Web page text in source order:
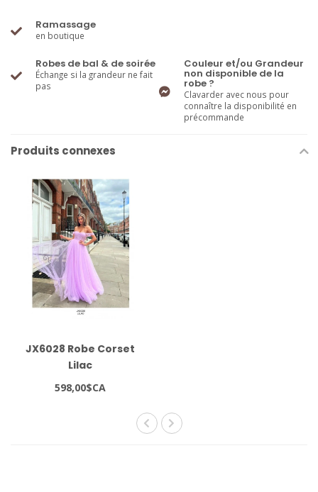
Ramassage
en boutique
Robes de bal & de soirée
Échange si la grandeur ne fait
pas
Couleur et/ou Grandeur
non disponible de la
robe ?
Clavarder avec nous pour
connaître la disponibilité en
précommande
Produits connexes
JX6028 Robe Corset
Lilac
598,00$CA